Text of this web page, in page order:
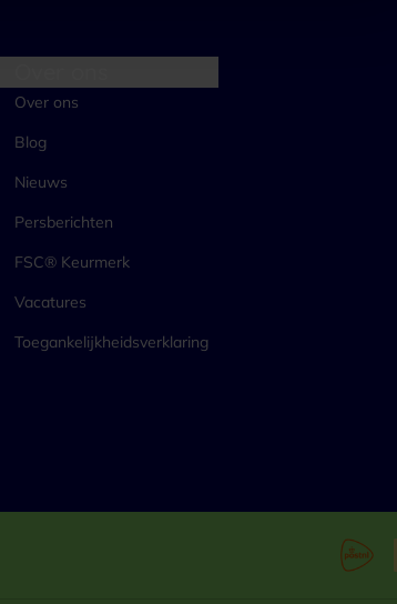
Over ons
Blog
Nieuws
Persberichten
FSC® Keurmerk
Vacatures
Toegankelijkheidsverklaring